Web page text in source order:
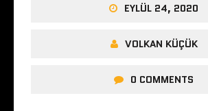
EYLÜL 24, 2020
VOLKAN KÜÇÜK
0 COMMENTS